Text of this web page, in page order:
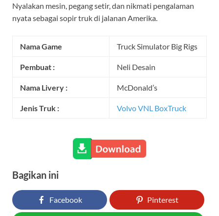
Nyalakan mesin, pegang setir, dan nikmati pengalaman
nyata sebagai sopir truk di jalanan Amerika.
Nama Game Truck Simulator Big Rigs
Pembuat : Neli Desain
Nama Livery : McDonald’s
Jenis Truk : Volvo VNL BoxTruck
Bagikan ini
Facebook Pinterest